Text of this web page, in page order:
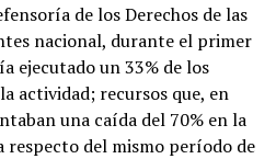
de los Derechos de las
nacional, durante el primer
ejecutado un 33% de los
actividad; recursos que, en
una caída del 70% en la
respecto del mismo período de